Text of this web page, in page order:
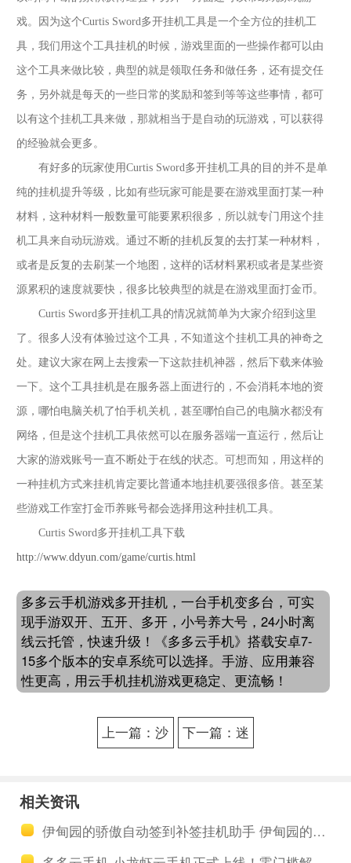
戏。因为这个Curtis Sword多开挂机工具是一个全方位的挂机工
具，我们用这个工具挂机的时候，游戏里面的一些操作都可以由
这个工具来做比较，典型的就是领取任务和做任务，还有提交任
务，另外就是每天的一些日常的奖励和签到等等这些事情，都可
以有这个挂机工具来做，那就相当于是自动的玩游戏，可以获得
的经验就会更多。
有好多的玩家使用Curtis Sword多开挂机工具的目的并不是单
纯的挂机提升等级，比如有些玩家可能是要在游戏里面打某一种
材料，这种材料一般数量可能要累积很多，所以就专门用这个挂
机工具来自动玩游戏。通过不断的挂机反复的去打某一种材料，
或者是反复的去刷某一个地图，这样的话材料累积或者是某些资
源累积的速度就要快，很多比较典型的就是在游戏里面打金币。
Curtis Sword多开挂机工具的情况就简单为大家介绍到这里
了。很多人没有体验过这个工具，不知道这个挂机工具的神奇之
处。建议大家在网上去搜索一下这款挂机神器，然后下载来体验
一下。这个工具挂机是在服务器上面进行的，不会消耗本地的资
源，哪怕电脑关机了怕手机关机，甚至哪怕自己的电脑水都没有
网络，但是这个挂机工具依然可以在服务器端一直运行，然后让
大家的游戏账号一直不断处于在线的状态。可想而知，用这样的
一种挂机方式来挂机肯定要比普通本地挂机要强很多倍。甚至某
些游戏工作室打金币养账号都会选择用这种挂机工具。
Curtis Sword多开挂机工具下载
http://www.ddyun.com/game/curtis.html
多多云手机游戏多开挂机，一台手机变多台，可实
现手游双开、五开、多开，小号养大号，24小时离
线云托管，快速升级！《多多云手机》搭载安卓7-
15多个版本的安卓系统可以选择。手游、应用兼容
性更高，用云手机挂机游戏更稳定、更流畅！
上一篇：沙
下一篇：迷
相关资讯
伊甸园的骄傲自动签到补签挂机助手 伊甸园的骄傲天之塔玩法攻略